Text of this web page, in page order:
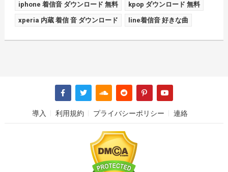
iphone 着信音 ダウンロード 無料 kpop ダウンロード 無料
xperia 内蔵 着信 音 ダウンロード line着信音 好きな曲
導入 利用規約 プライバシーポリシー 連絡